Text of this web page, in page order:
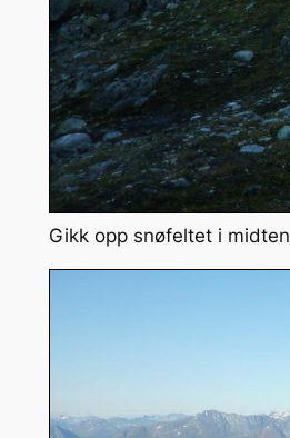
Gikk opp snøfeltet i midten